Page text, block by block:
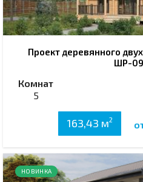
Проект деревянного
ШР-
Комнат
5
163,43 м2
НОВИНКА